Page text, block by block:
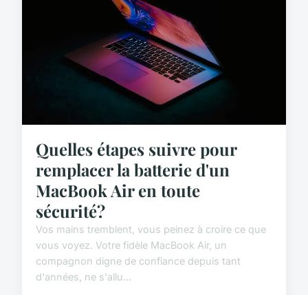
Quelles étapes suivre pour
remplacer la batterie d'un
MacBook Air en toute
sécurité?
Vos mains tremblent, vous peinez à croire ce que
vous voyez. Votre fidèle MacBook Air, un
compagnon digne de confiance depuis tant
d'années, ne s'allu...